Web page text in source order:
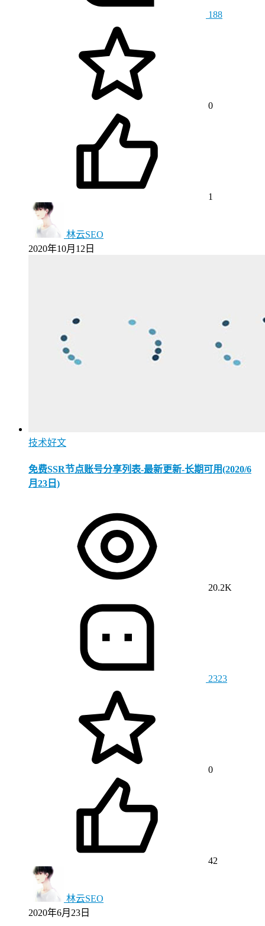
188
0
1
林云SEO
2020年10月12日
技术好文
免费SSR节点账号分享列表-最新更新-长期可用(2020/6
月23日)
20.2K
2323
0
42
林云SEO
2020年6月23日